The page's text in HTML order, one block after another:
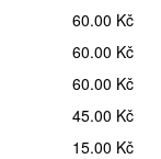
60.00 Kč
60.00 Kč
60.00 Kč
45.00 Kč
15.00 Kč